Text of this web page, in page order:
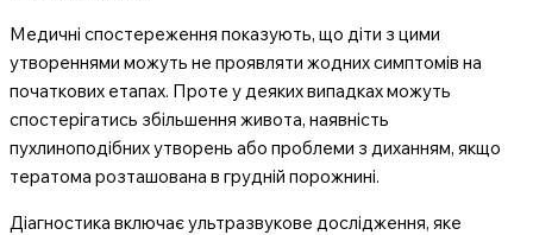
Медичні спостереження показують, що діти з цими
утвореннями можуть не проявляти жодних симптомів на
початкових етапах. Проте у деяких випадках можуть
спостерігатись збільшення живота, наявність
пухлиноподібних утворень або проблеми з диханням, якщо
тератома розташована в грудній порожнині.
Діагностика включає ультразвукове дослідження, яке